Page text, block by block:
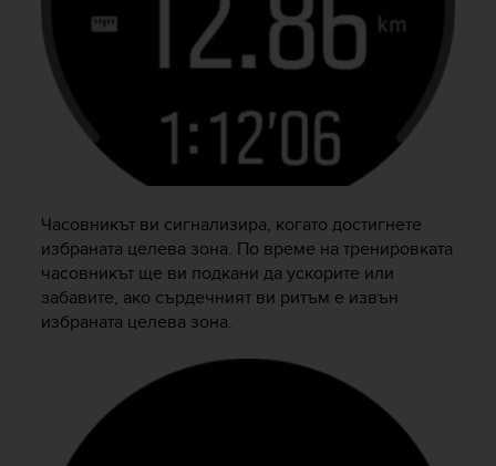
Часовникът ви сигнализира, когато достигнете
избраната целева зона. По време на тренировката
часовникът ще ви подкани да ускорите или
забавите, ако сърдечният ви ритъм е извън
избраната целева зона.